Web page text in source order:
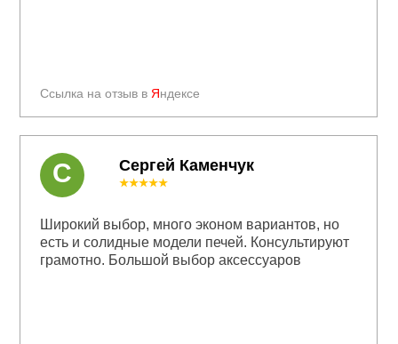
Ссылка на отзыв в Яндексе
Сергей Каменчук
★★★★★
Широкий выбор, много эконом вариантов, но
есть и солидные модели печей. Консультируют
грамотно. Большой выбор аксессуаров
С